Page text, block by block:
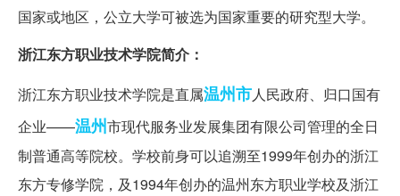
国家或地区，公立大学可被选为国家重要的研究型大学。
浙江东方职业技术学院简介：
浙江东方职业技术学院是直属温州市人民政府、归口国有
企业——温州市现代服务业发展集团有限公司管理的全日
制普通高等院校。学校前身可以追溯至1999年创办的浙江
东方专修学院，及1994年创办的温州东方职业学校及浙江